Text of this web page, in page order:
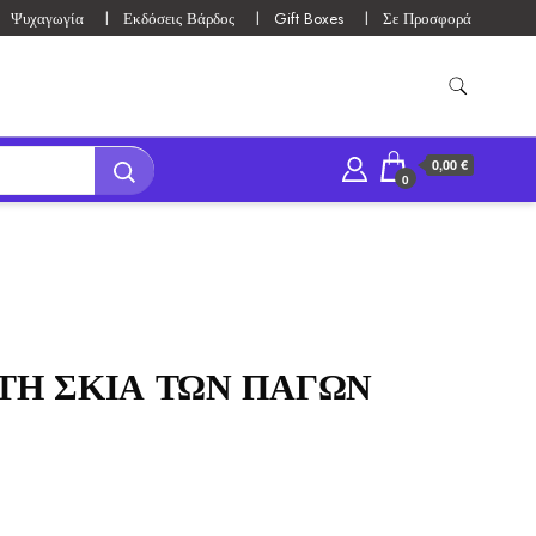
Ψυχαγωγία Εκδόσεις Βάρδος Gift Boxes Σε Προσφορά
0
0,00 €
ΣΚΙΑ ΤΩΝ ΠΑΓΩΝ